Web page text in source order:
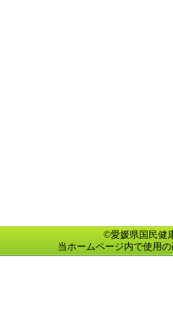
©愛媛県国民健
当ホームページ内で使用